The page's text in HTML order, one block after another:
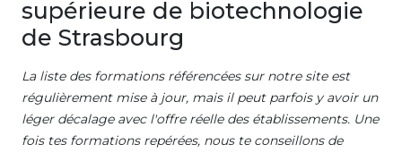
supérieure de biotechnologie
de Strasbourg
La liste des formations référencées sur notre site est
régulièrement mise à jour, mais il peut parfois y avoir un
léger décalage avec l'offre réelle des établissements. Une
fois tes formations repérées, nous te conseillons de